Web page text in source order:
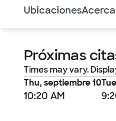
Ubicaciones
Próximas
Times may vary.
Thu, septiembre 10
10:20 AM